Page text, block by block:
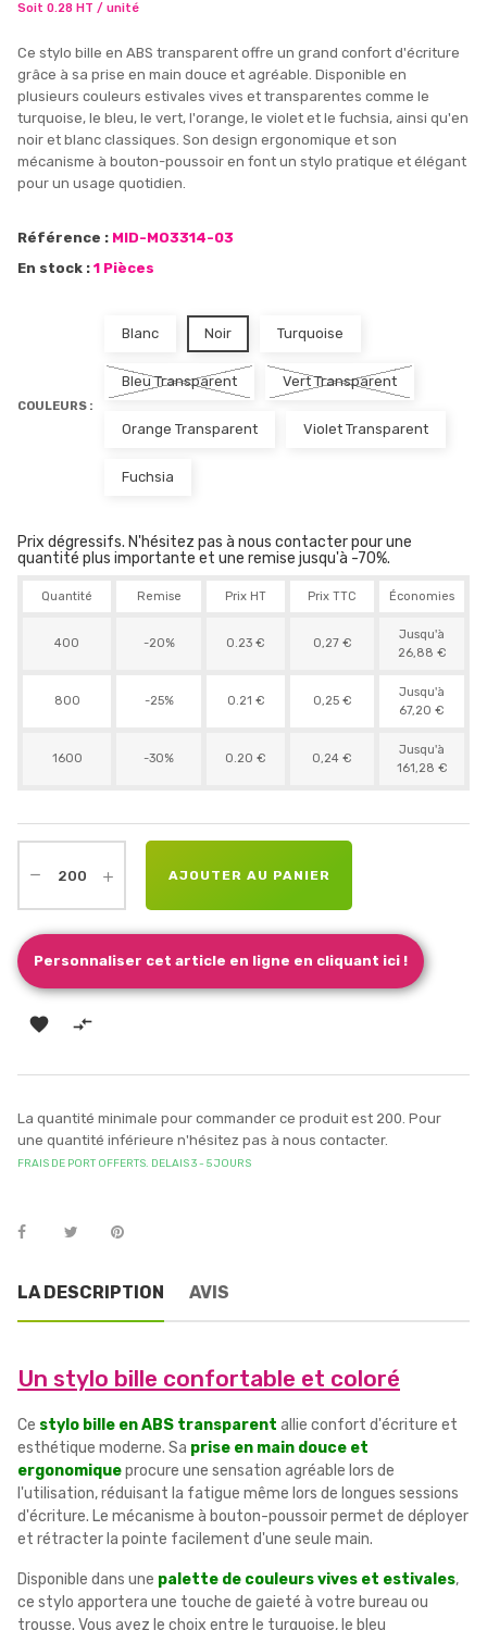
Soit 0.28 HT / unité
Ce stylo bille en ABS transparent offre un grand confort d'écriture
grâce à sa prise en main douce et agréable. Disponible en
plusieurs couleurs estivales vives et transparentes comme le
turquoise, le bleu, le vert, l'orange, le violet et le fuchsia, ainsi qu'en
noir et blanc classiques. Son design ergonomique et son
mécanisme à bouton-poussoir en font un stylo pratique et élégant
pour un usage quotidien.
Référence : MID-MO3314-03
En stock : 1 Pièces
COULEURS :
Blanc Noir Turquoise
Bleu Transparent Vert Transparent
Orange Transparent Violet Transparent
Fuchsia
Prix dégressifs. N'hésitez pas à nous contacter pour une
quantité plus importante et une remise jusqu'à -70%.
Quantité Remise Prix HT Prix TTC Économies
400 -20% 0.23 € 0,27 €
Jusqu'à
26,88 €
800 -25% 0.21 € 0,25 €
Jusqu'à
67,20 €
1600 -30% 0.20 € 0,24 €
Jusqu'à
161,28 €
AJOUTER AU PANIER
Personnaliser cet article en ligne en cliquant ici !
 
La quantité minimale pour commander ce produit est 200. Pour
une quantité inférieure n'hésitez pas à nous contacter.
FRAIS DE PORT OFFERTS. DELAIS 3 - 5 JOURS
LA DESCRIPTION AVIS
Un stylo bille confortable et coloré
Ce stylo bille en ABS transparent allie confort d'écriture et
esthétique moderne. Sa prise en main douce et
ergonomiqueprocure une sensation agréable lors de
l'utilisation, réduisant la fatigue même lors de longues sessions
d'écriture. Le mécanisme à bouton-poussoir permet de déployer
et rétracter la pointe facilement d'une seule main.
Disponible dans une palette de couleurs vives et estivales,
ce stylo apportera une touche de gaieté à votre bureau ou
trousse. Vous avez le choix entre le turquoise, le bleu